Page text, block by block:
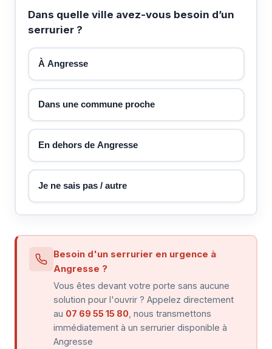
Dans quelle ville avez-vous besoin d’un
serrurier ?
À Angresse
Dans une commune proche
En dehors de Angresse
Je ne sais pas / autre
Besoin d'un serrurier en urgence à
Angresse ?
Vous êtes devant votre porte sans aucune
solution pour l'ouvrir ? Appelez directement
au 07 69 55 15 80 , nous transmettons
immédiatement à un serrurier disponible à
Angresse